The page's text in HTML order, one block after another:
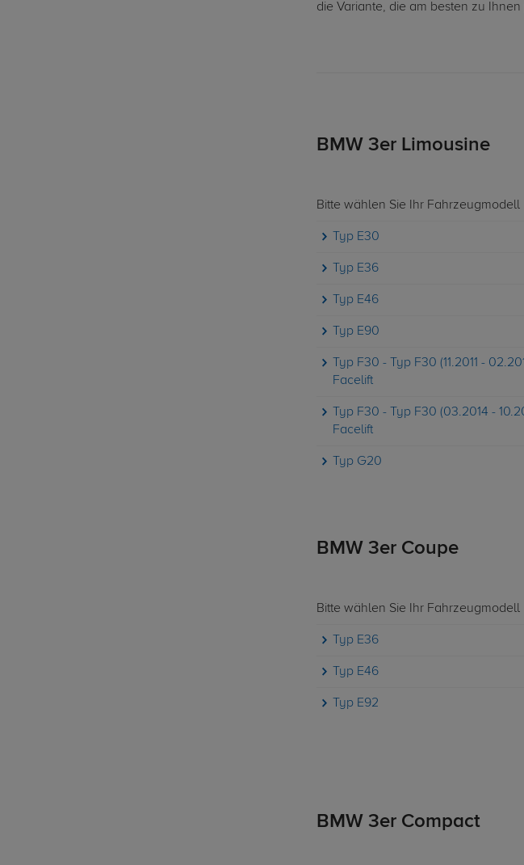
die Variante, die am besten zu Ihnen
BMW 3er Limousine
Bitte wählen Sie Ihr Fahrzeugmodell
Typ E30
Typ E36
Typ E46
Typ E90
Typ F30 - Typ F30 (11.2011 -
Facelift
Typ F30 - Typ F30 (03.2014 -
Facelift
Typ G20
BMW 3er Coupe
Bitte wählen Sie Ihr Fahrzeugmodell
Typ E36
Typ E46
Typ E92
BMW 3er Compact